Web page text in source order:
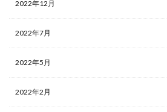
2022年12月
2022年7月
2022年5月
2022年2月